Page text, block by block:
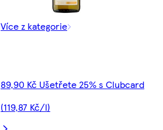
Více z kategorie
89,90 Kč Ušetřete 25% s Clubcard
(119,87 Kč/l)